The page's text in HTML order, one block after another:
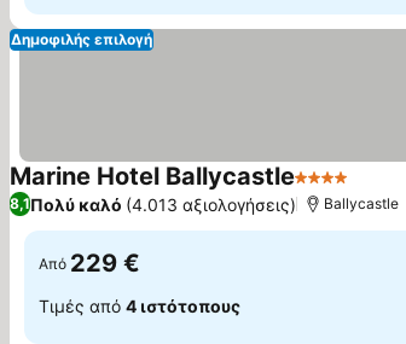
Δημοφιλής επιλογή
Marine Hotel Ballycastle4 Αστέρια
8,1Πολύ καλό (4.013 αξιολογήσεις) Ballycastle
Από 229 €
Τιμές από 4 ιστότοπους